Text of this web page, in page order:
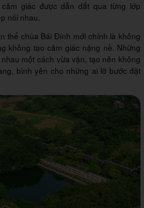
giác được dẫn dắt qua từng lớp
nối nhau.
thể chùa Bái Đính mới chính là không
không tạo cảm giác nặng nề. Những
một cách vừa vặn, tạo nên không
bình yên cho những ai lỡ bước đặt